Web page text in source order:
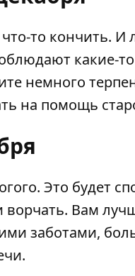
то кончить.
какие-
немного
на помощь
Это будет
Вам
заботами,